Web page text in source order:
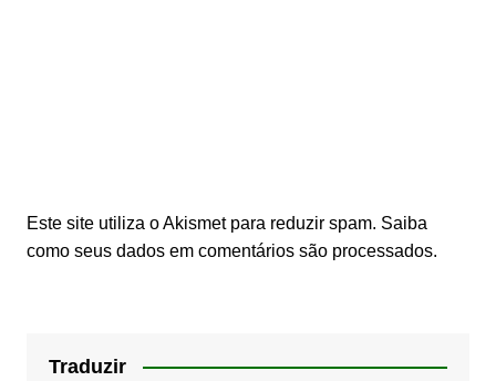
Este site utiliza o Akismet para reduzir spam. Saiba
como seus dados em comentários são processados.
Traduzir